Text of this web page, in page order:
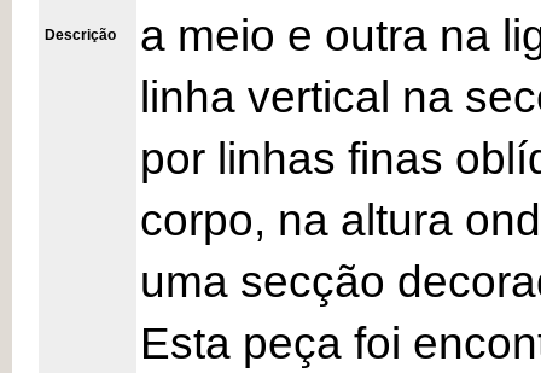
Descrição
a meio e outra na
linha vertical na
por linhas finas
corpo, na altura
uma secção
Esta peça foi